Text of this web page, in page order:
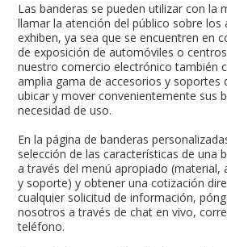
Las banderas se pueden utilizar con la
llamar la atención del público sobre los
exhiben, ya sea que se encuentren en
de exposición de automóviles o
nuestro comercio electrónico también
amplia gama de accesorios y soportes
ubicar y mover convenientemente sus
necesidad de uso.
En la página de banderas
selección de las características de una
a través del menú apropiado (material,
y soporte) y obtener una cotización
cualquier solicitud de información,
nosotros a través de chat en vivo,
teléfono.